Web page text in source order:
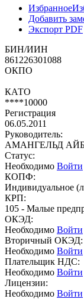
Избранное
Добавить
Экспорт PDF
БИН/ИИН
861226301088
ОКПО
КАТО
****10000
Регистрация
06.05.2011
Руководитель:
АМАНГЕЛЬД
Статус:
Необходимо Войти
КОПФ:
Индивидуальное
КРП:
105 - Малые
ОКЭД:
Необходимо Войти
Вторичный ОКЭД:
Необходимо Войти
Плательщик НДС:
Необходимо Войти
Лицензии:
Необходимо Войти